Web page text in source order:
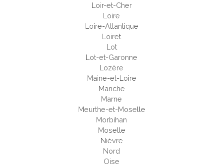
Loir-et-Cher
Loire
Loire-Atlantique
Loiret
Lot
Lot-et-Garonne
Lozère
Maine-et-Loire
Manche
Marne
Meurthe-et-Moselle
Morbihan
Moselle
Nièvre
Nord
Oise